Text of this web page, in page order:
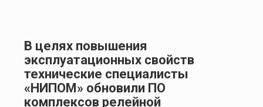
В целях повышения
эксплуатационных свойств
технические специалисты
«НИПОМ» обновили ПО
комплексов релейной